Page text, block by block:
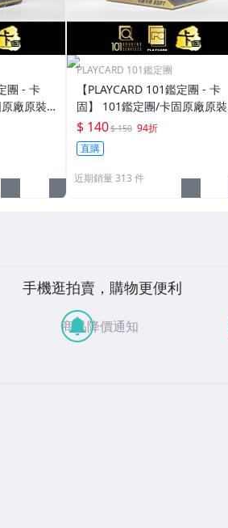
團 - 卡
廠原裝
：35pt
PLAYCARD 101鑑定團
【PLAYCARD 101鑑定團 - 卡
固】 101鑑定團/卡固原廠原裝
一般卡夾 / 塑膠殼 尺寸：55pt
$ 140$ 150 94折
直購
近期銷量 313 件
手機逛拍賣，購物更便利
商品降價通知